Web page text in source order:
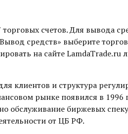
счетов. Для вывода
средств» выберите
на сайте
клиентов и структура
рынке появился в 1996
обслуживание биржевых
от ЦБ РФ.